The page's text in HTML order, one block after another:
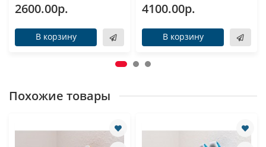
2600.00р.
В корзину
4100.00р.
В корзину
Похожие товары